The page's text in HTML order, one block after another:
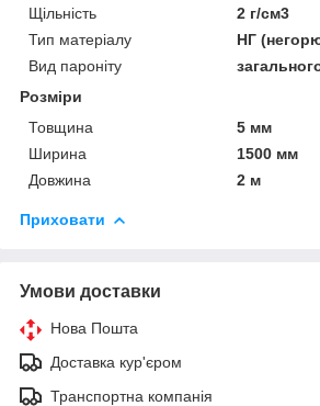
Щільність
2 г/см3
Тип матеріалу
НГ
Вид пароніту
Розміри
Товщина
5 мм
Ширина
1500 мм
Довжина
2 м
Приховати
Умови доставки
Нова Пошта
Доставка кур'єром
Транспортна компанія